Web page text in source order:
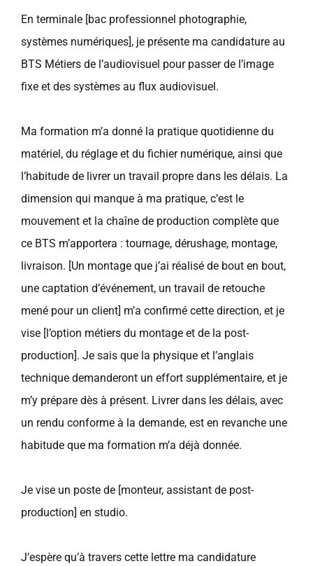
En terminale [bac professionnel photographie,
systèmes numériques], je présente ma candidature au
BTS Métiers de l’audiovisuel pour passer de l’image
fixe et des systèmes au flux audiovisuel.
Ma formation m’a donné la pratique quotidienne du
matériel, du réglage et du fichier numérique, ainsi que
l’habitude de livrer un travail propre dans les délais. La
dimension qui manque à ma pratique, c’est le
mouvement et la chaîne de production complète que
ce BTS m’apportera : tournage, dérushage, montage,
livraison. [Un montage que j’ai réalisé de bout en bout,
une captation d’événement, un travail de retouche
mené pour un client] m’a confirmé cette direction, et je
vise [l’option métiers du montage et de la post-
production]. Je sais que la physique et l’anglais
technique demanderont un effort supplémentaire, et je
m’y prépare dès à présent. Livrer dans les délais, avec
un rendu conforme à la demande, est en revanche une
habitude que ma formation m’a déjà donnée.
Je vise un poste de [monteur, assistant de post-
production] en studio.
J’espère qu’à travers cette lettre ma candidature